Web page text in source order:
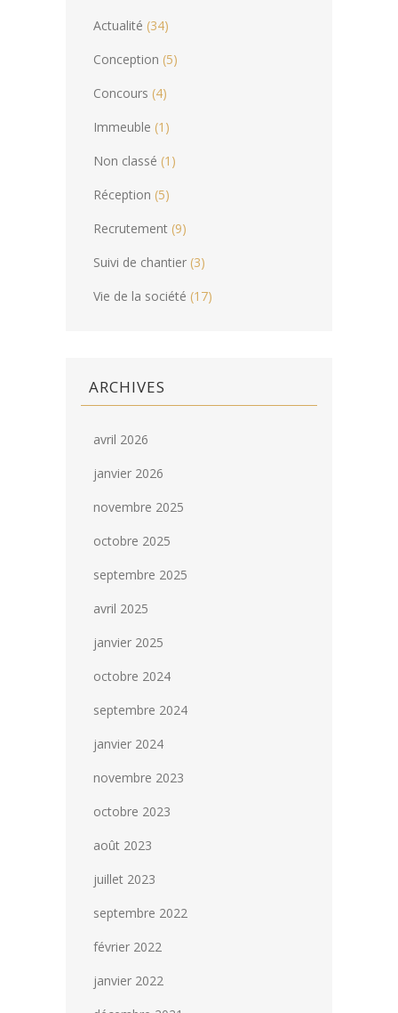
Actualité (34)
Conception (5)
Concours (4)
Immeuble (1)
Non classé (1)
Réception (5)
Recrutement (9)
Suivi de chantier (3)
Vie de la société (17)
ARCHIVES
avril 2026
janvier 2026
novembre 2025
octobre 2025
septembre 2025
avril 2025
janvier 2025
octobre 2024
septembre 2024
janvier 2024
novembre 2023
octobre 2023
août 2023
juillet 2023
septembre 2022
février 2022
janvier 2022